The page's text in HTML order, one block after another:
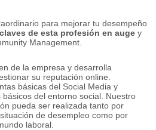
para mejorar tu desempeño
de esta profesión en auge y
Management.
de la empresa y desarrolla
su reputación online.
básicas del Social Media y
del entorno social. Nuestro
pueda ser realizada tanto por
de desempleo como por
laboral.